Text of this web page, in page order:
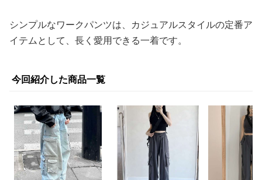
シンプルなワークパンツは、カジュアルスタイルの定番ア
イテムとして、長く愛用できる一着です。
今回紹介した商品一覧